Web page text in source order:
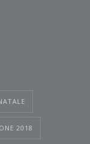
2018